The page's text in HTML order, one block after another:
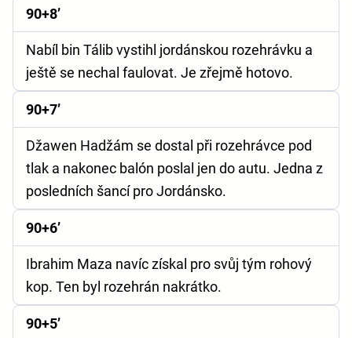
90+8’
Nabíl bin Tálib vystihl jordánskou rozehrávku a
ještě se nechal faulovat. Je zřejmě hotovo.
90+7’
Džawen Hadžám se dostal při rozehrávce pod
tlak a nakonec balón poslal jen do autu. Jedna z
posledních šancí pro Jordánsko.
90+6’
Ibrahim Maza navíc získal pro svůj tým rohový
kop. Ten byl rozehrán nakrátko.
90+5’